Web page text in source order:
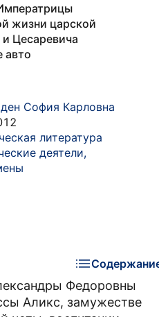
жизни царской
Цесаревича
авто
София Карловна
литература
деятели,
Федоровны
Аликс, замужестве